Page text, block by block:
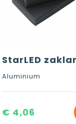
StarLED
Aluminium
€ 4,06